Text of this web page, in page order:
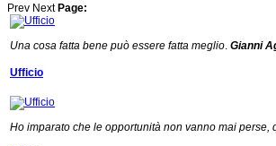
Prev Next Page:
Una cosa fatta bene può essere fatta meglio Gianni
Ufficio
Ho imparato che le opportunità non vanno mai